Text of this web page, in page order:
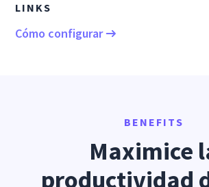
LINKS
Cómo configurar
BENEFITS
Maximice
productividad